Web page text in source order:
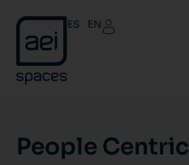
ES EN
People Centric